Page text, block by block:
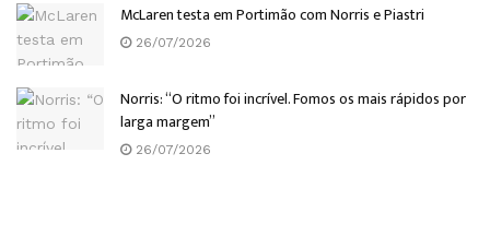
McLaren testa em Portimão com Norris e Piastri
26/07/2026
Norris: “O ritmo foi incrível. Fomos os mais rápidos por
larga margem”
26/07/2026